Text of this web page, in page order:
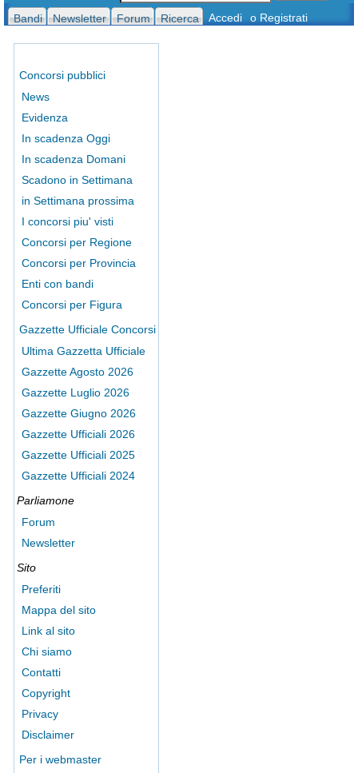
Bandi Newsletter Forum Ricerca Accedi o Registrati
Concorsi pubblici
News
Evidenza
In scadenza Oggi
In scadenza Domani
Scadono in Settimana
in Settimana prossima
I concorsi piu' visti
Concorsi per Regione
Concorsi per Provincia
Enti con bandi
Concorsi per Figura
Gazzette Ufficiale Concorsi
Ultima Gazzetta Ufficiale
Gazzette Agosto 2026
Gazzette Luglio 2026
Gazzette Giugno 2026
Gazzette Ufficiali 2026
Gazzette Ufficiali 2025
Gazzette Ufficiali 2024
Parliamone
Forum
Newsletter
Sito
Preferiti
Mappa del sito
Link al sito
Chi siamo
Contatti
Copyright
Privacy
Disclaimer
Per i webmaster